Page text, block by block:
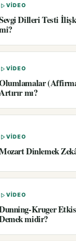
VIDEO
Dilleri Testi
VIDEO
mı?
VIDEO
Dinlemek
VIDEO
Kruger
midir?